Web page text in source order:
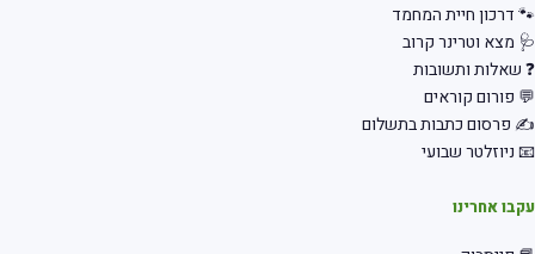
דרכון חיית המחמד
מצא וטרינר קרוב
שאלות ותשובות
פורום קוראים
פרסום כתבות בתשלום
ניוזלטר שבועי
אחרינו